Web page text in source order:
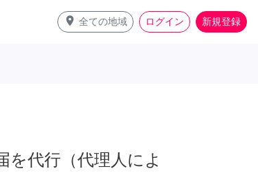
place 全ての地域 ログイン 新規登録
を代行（代理人によ